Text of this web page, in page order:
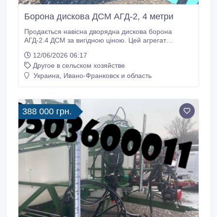
Борона дискова ДСМ АГД-2, 4 метри
Продається навісна дворядна дискова борона
АГД-2.4 ДСМ за вигідною ціною. Цей агрегат
ґрунту перед посівом зернових і технічних культур.
Основні технічні характеристики включають: Ширина
захвату: 2, 4 метри Діаметр дисків: 660 мм, товщина
Вага: 900 кг Рекомендована потужність трактора: 80
к.
12/06/2026 06:17
Другое в сельском хозяйстве
Украина, Ивано-Франковск и область
388 000 грн.